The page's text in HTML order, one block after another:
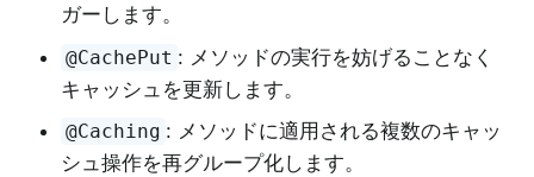
ガーします。
@CachePut : メソッドの実行を妨げることなく
キャッシュを更新します。
@Caching : メソッドに適用される複数のキャッ
シュ操作を再グループ化します。